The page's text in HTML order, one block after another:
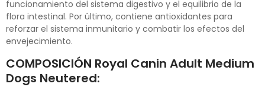
funcionamiento del sistema digestivo y el equilibrio de la
flora intestinal. Por último, contiene antioxidantes para
reforzar el sistema inmunitario y combatir los efectos del
envejecimiento.
COMPOSICIÓN Royal Canin Adult Medium
Dogs Neutered: